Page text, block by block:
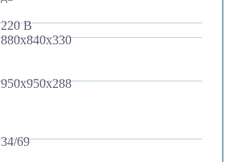
220 В
880х840х330
950х950х288
34/69